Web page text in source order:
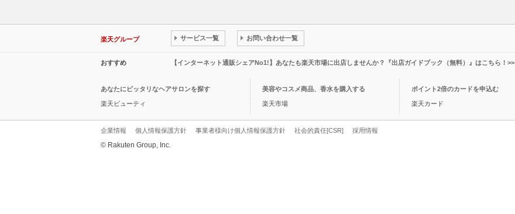
楽天グループ サービス一覧 お問い合わせ一覧
おすすめ 【インターネット通販シェアNo1!】あなたも楽天市場に出店しませんか？『出店ガイドブック（無料）』はこちら！>>
あなたにピッタリなヘアサロンを探す
楽天ビューティ
美容やコスメ商品、香水を購入する
楽天市場
ポイント2倍のカードを申込む
楽天カード
企業情報 個人情報保護方針 事業者様向け個人情報保護方針 社会的責任[CSR] 採用情報
© Rakuten Group, Inc.